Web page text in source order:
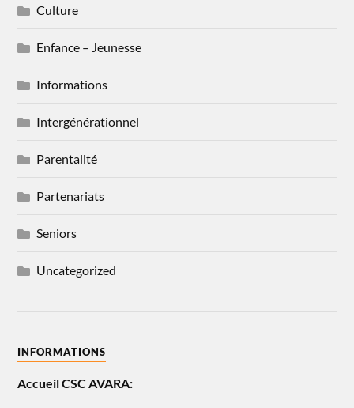
Culture
Enfance – Jeunesse
Informations
Intergénérationnel
Parentalité
Partenariats
Seniors
Uncategorized
INFORMATIONS
Accueil CSC AVARA: